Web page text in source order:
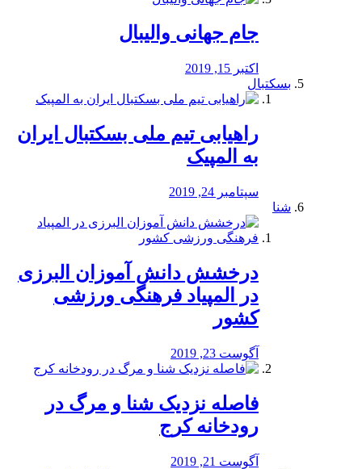
جام جهانی والیبال
اکتبر 15, 2019
بسکتبال
راهیابی تیم ملی بسکتبال ایران
به المپیک
سپتامبر 24, 2019
شنا
درخشش دانش آموزان البرزی
در المپیاد فرهنگی ورزشی
کشور
آگوست 23, 2019
️فاصله نزدیک شنا و مرگ در
رودخانه کرج
آگوست 21, 2019